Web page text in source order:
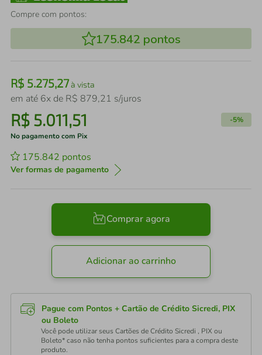
Compre com pontos:
175.842 pontos
R$ 5.275,27à vista
em até 6x de R$ 879,21 s/juros
R$ 5.011,51 -5%
No pagamento com Pix
175.842 pontos
Ver formas de pagamento
Comprar agora
Adicionar ao carrinho
Pague com Pontos + Cartão de Crédito Sicredi, PIX
ou Boleto
Você pode utilizar seus Cartões de Crédito Sicredi , PIX ou
Boleto* caso não tenha pontos suficientes para a compra deste
produto.